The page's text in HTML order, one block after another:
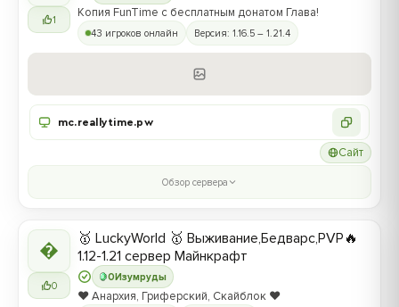
1 Копия FunTime с бесплатным донатом Глава!
43 игроков онлайн Версия: 1.16.5 – 1.21.4
mc.reallytime.pw
Сайт
Обзор сервера

0
0Изумруды
🥇 LuckyWorld 🥇 Выживание,Бедварс,PVP🔥
1.12-1.21 сервер Майнкрафт
❤️ Анархия, Гриферский, Скайблок ❤️